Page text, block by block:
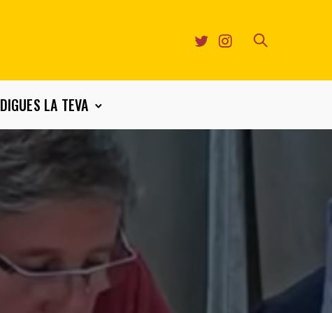
DIGUES LA TEVA